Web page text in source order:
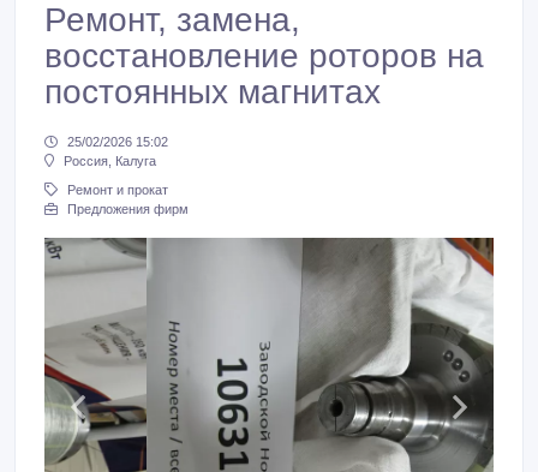
Ремонт, замена,
восстановление роторов на
постоянных магнитах
25/02/2026 15:02
Россия, Калуга
Ремонт и прокат
Предложения фирм